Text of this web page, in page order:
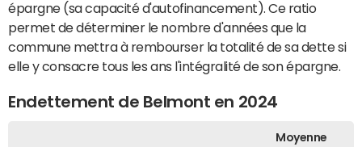
épargne (sa capacité d'autofinancement). Ce ratio
permet de déterminer le nombre d'années que la
commune mettra à rembourser la totalité de sa dette si
elle y consacre tous les ans l'intégralité de son épargne.
Endettement de Belmont en 2024
Moyenne